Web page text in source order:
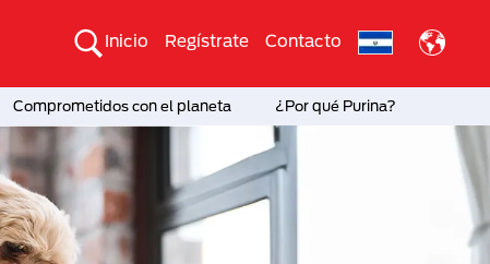
Inicio Regístrate Contacto
Comprometidos con el planeta ¿Por qué Purina?